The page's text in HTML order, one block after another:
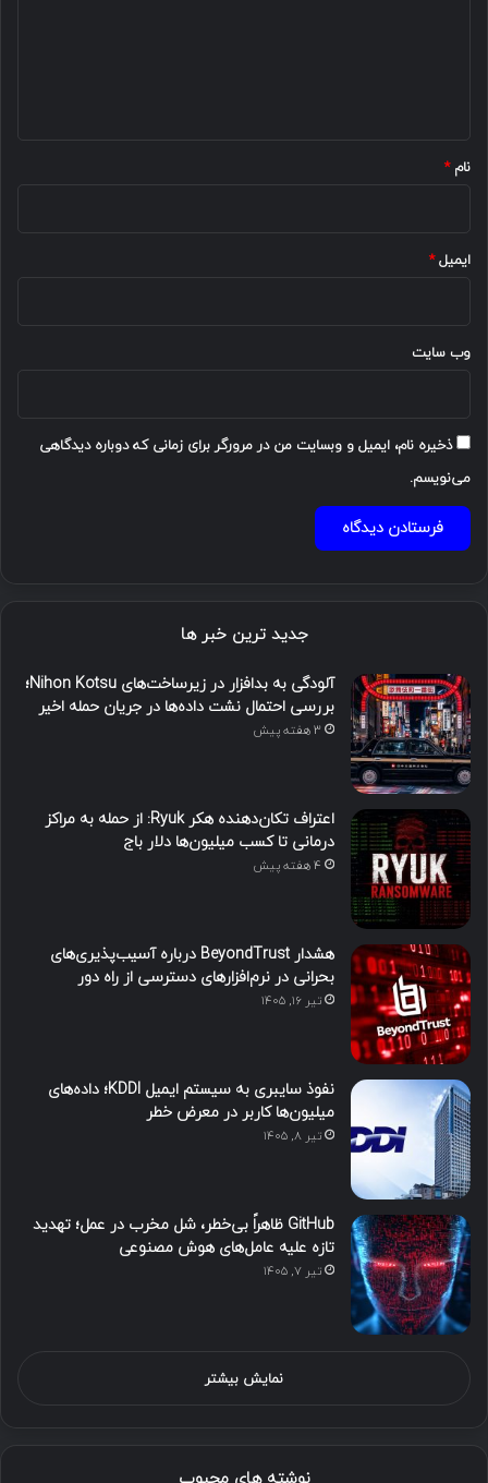
نام*
ایمیل*
وب‌ سایت
ذخیره نام، ایمیل و وبسایت من در مرورگر برای زمانی که دوباره دیدگاهی
می‌نویسم.
جدید ترین خبر ها
آلودگی به بدافزار در زیرساخت‌های Nihon Kotsu؛
بررسی احتمال نشت داده‌ها در جریان حمله اخیر
3 هفته پیش
اعتراف تکان‌دهنده هکر Ryuk: از حمله به مراکز
درمانی تا کسب میلیون‌ها دلار باج
4 هفته پیش
هشدار BeyondTrust درباره آسیب‌پذیری‌های
بحرانی در نرم‌افزارهای دسترسی از راه دور
تیر ۱۶, ۱۴۰۵
نفوذ سایبری به سیستم ایمیل KDDI؛ داده‌های
میلیون‌ها کاربر در معرض خطر
تیر ۸, ۱۴۰۵
GitHub ظاهراً بی‌خطر، شل مخرب در عمل؛ تهدید
تازه علیه عامل‌های هوش مصنوعی
تیر ۷, ۱۴۰۵
نمایش بیشتر